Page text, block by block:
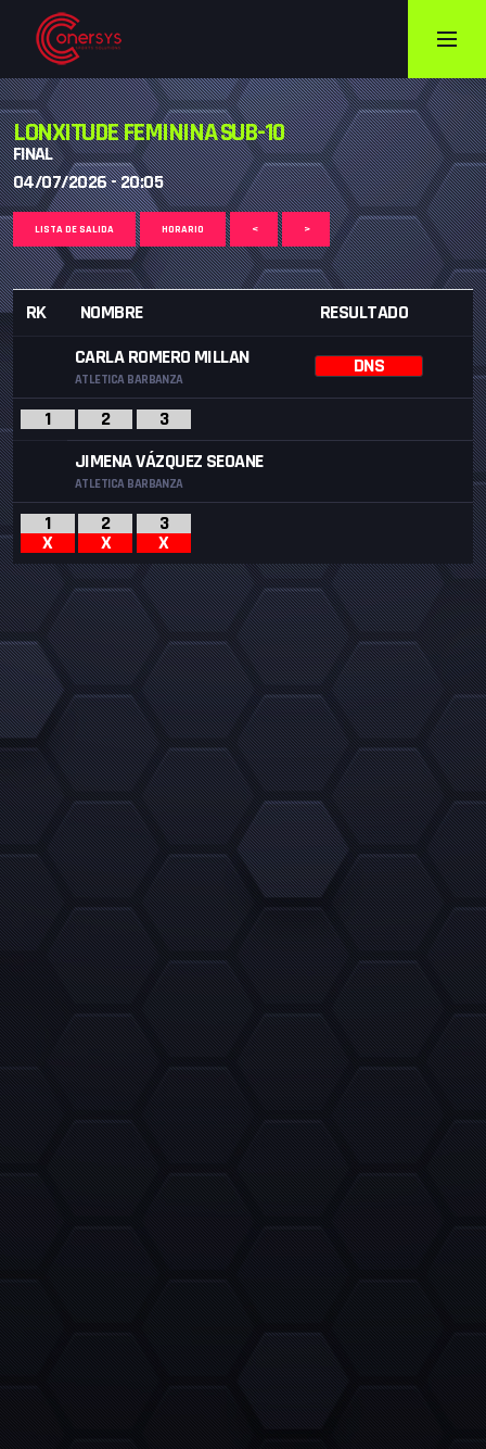
LONXITUDE FEMININA SUB-10
FINAL
04/07/2026 - 20:05
LISTA DE SALIDA HORARIO < >
RK NOMBRE
RESULTADO
CARLA ROMERO MILLAN
ATLETICA BARBANZA
DNS
1 2
3
JIMENA VÁZQUEZ SEOANE
ATLETICA BARBANZA
1
X
2
X
3
X